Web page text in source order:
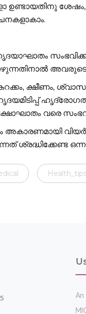
ശേഷം,
അവരുടെ
ക്ഷീണം,
വരെ
അകാരണമായി
ശ്രദ്ധിക്കേണ്ട
An